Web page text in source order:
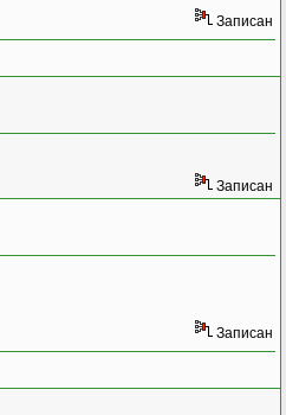
Записан
Записан
Записан